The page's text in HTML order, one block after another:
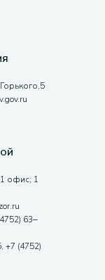
офис; 1
63‒
+7 (4752)